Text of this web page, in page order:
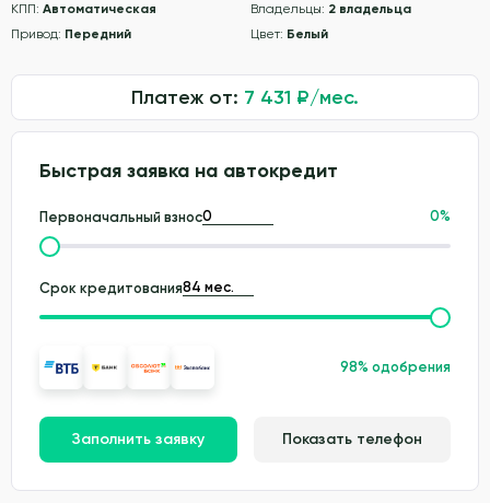
КПП: Автоматическая Владельцы: 2 владельца
Привод: Передний Цвет: Белый
Платеж от: 7 431 ₽/мес.
Быстрая заявка на автокредит
Первоначальный взнос 0%
Срок кредитования
98% одобрения
Заполнить заявку Показать телефон